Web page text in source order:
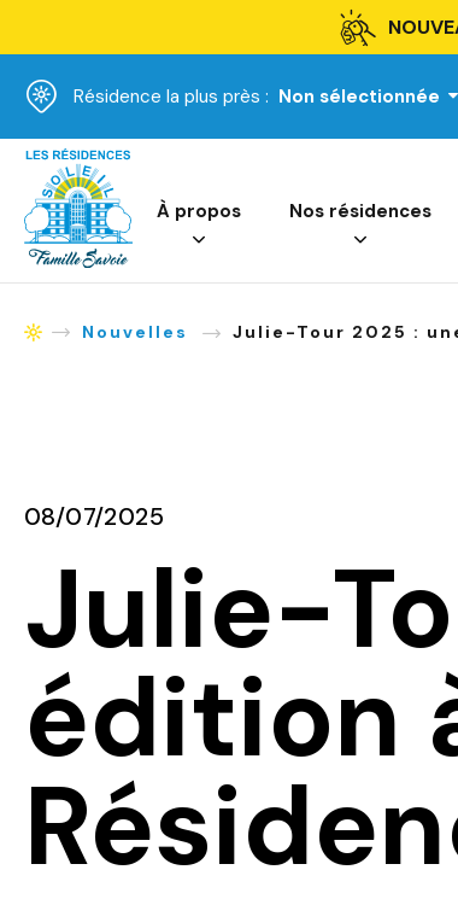
Résidence la plus près : Non sélectionnée
Accueil
À propos Nos résidences
AccueilNouvelles Julie-Tour 2025 :
08/07/2025
Julie-
édition